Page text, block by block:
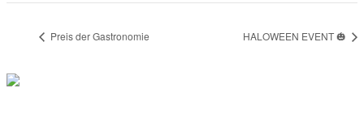
Preis der Gastronomie HALOWEEN EVENT 🎃